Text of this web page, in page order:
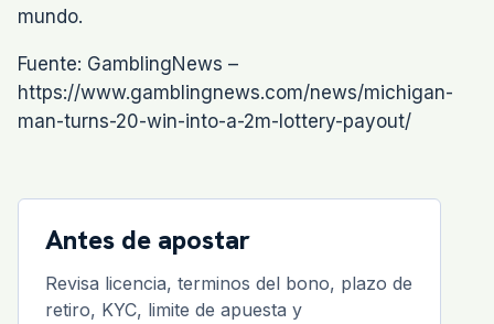
mundo.
Fuente: GamblingNews –
https://www.gamblingnews.com/news/michigan-
man-turns-20-win-into-a-2m-lottery-payout/
Antes de apostar
Revisa licencia, terminos del bono, plazo de
retiro, KYC, limite de apuesta y